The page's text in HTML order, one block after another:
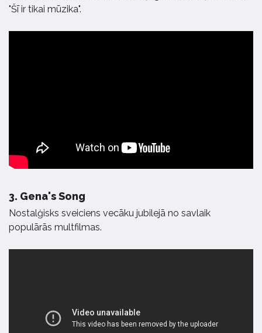
"Šī ir tikai mūzika".
3. Gena's Song
Nostalģisks sveiciens vecāku jubilejā no savlaik
populārās multfilmas.